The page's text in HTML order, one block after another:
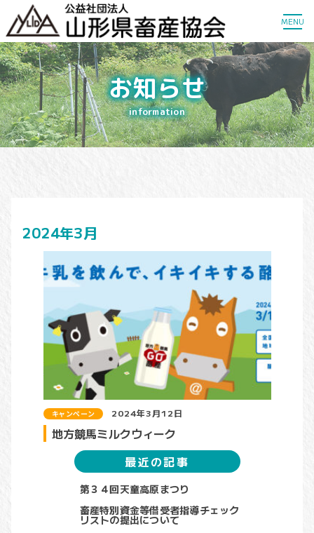
MENU
お知らせ
information
2024年3月
キャンペーン 2024年3月12日
地方競馬ミルクウィーク
最近の記事
第３４回天童高原まつり
畜産特別資金等借受者指導チェック
リストの提出について